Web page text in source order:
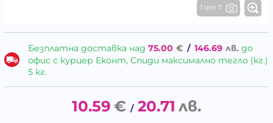
1 от 7
Безплатна доставка над 75.00 € / 146.69 лв. до
офис с куриер Еконт, Спиди максимално тегло (кг.)
5 кг.
10.59 € / 20.71 лв.